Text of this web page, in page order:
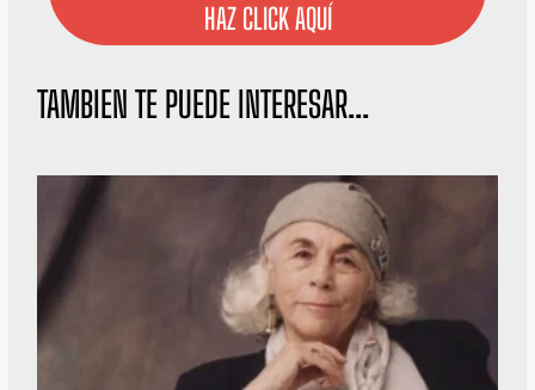
HAZ CLICK AQUÍ
TAMBIEN TE PUEDE INTERESAR...